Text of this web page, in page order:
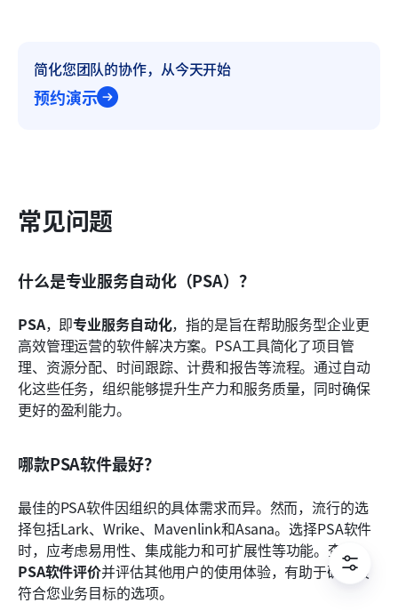
简化您团队的协作，从今天开始
预约演示
常见问题
什么是专业服务自动化（PSA）？
PSA，即专业服务自动化，指的是旨在帮助服务型企业更
高效管理运营的软件解决方案。PSA工具简化了项目管
理、资源分配、时间跟踪、计费和报告等流程。通过自动
化这些任务，组织能够提升生产力和服务质量，同时确保
更好的盈利能力。
哪款PSA软件最好？
最佳的PSA软件因组织的具体需求而异。然而，流行的选
择包括Lark、Wrike、Mavenlink和Asana。选择PSA软件
时，应考虑易用性、集成能力和可扩展性等功能。查看
PSA软件评价并评估其他用户的使用体验，有助于确定最
符合您业务目标的选项。